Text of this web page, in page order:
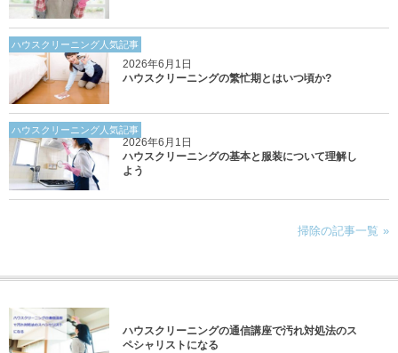
ハウスクリーニング人気記事
2026年6月1日
ハウスクリーニングの繁忙期とはいつ頃か?
ハウスクリーニング人気記事
2026年6月1日
ハウスクリーニングの基本と服装について理解し
よう
掃除の記事一覧
ハウスクリーニングの通信講座で汚れ対処法のス
ペシャリストになる